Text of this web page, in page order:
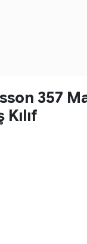
357
Kılıf